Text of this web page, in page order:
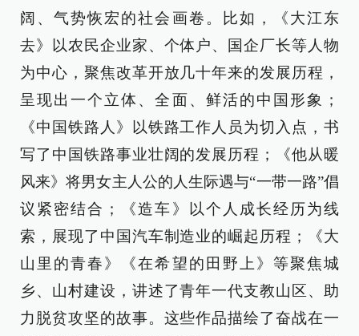
阔、气势恢宏的社会画卷。比如，《大江东
去》以农民企业家、个体户、国企厂长等人物
为中心，聚焦改革开放几十年来的发展历程，
呈现出一个立体、全面、鲜活的中国形象；
《中国铁路人》以铁路工作人员为切入点，书
写了中国铁路事业壮阔的发展历程；《他从暖
风来》将男女主人公的人生际遇与“一带一路”倡
议紧密结合；《造车》以个人成长经历为线
索，展现了中国汽车制造业的崛起历程；《大
山里的青春》《在希望的田野上》等聚焦城
乡、山村建设，讲述了青年一代支教山区、助
力脱贫攻坚的故事。这些作品描绘了奋战在一